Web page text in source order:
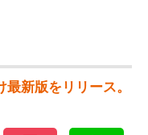
新版をリリース。